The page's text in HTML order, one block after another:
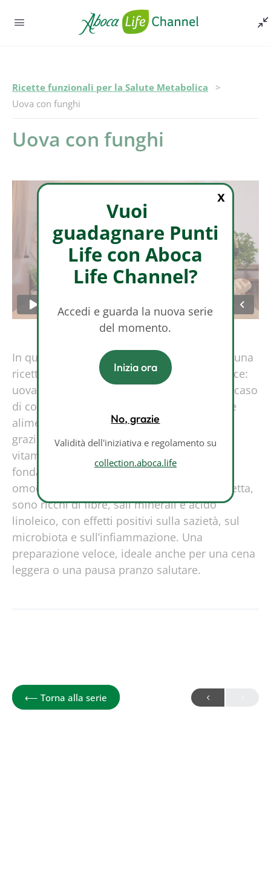
Ricette funzionali per la Salute Metabolica
Episodio -
Uova con funghi
Uova con funghi
X
Vuoi
guadagnare Punti
Life con Aboca
Life Channel?
Accedi e guarda la nuova serie
del momento.
Inizia ora
No, grazie
Validità dell'iniziativa e regolamento su
collection.aboca.life
In questo episodio Michela Chielli propone una
ricetta semplice ma nutrizionalmente efficace:
uova con funghi. Le uova, spesso evitate in caso
di colesterolo alto, vengono rivalutate come
alimento utile per il benessere metabolico
grazie al loro contenuto di proteine nobili,
vitamine del gruppo B e acido folico,
fondamentali per contrastare l’eccesso di
omocisteina. I funghi, protagonisti della ricetta,
sono ricchi di fibre, sali minerali e acido
linoleico, con effetti positivi sulla sazietà, sul
microbiota e sull’infiammazione. Una
preparazione veloce, ideale anche per una cena
leggera o una pausa pranzo salutare.
⟵ Torna alla serie Ricette funzionali per la Salute